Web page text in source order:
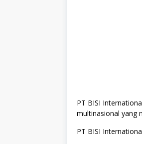
PT BISI
multinasional yang
PT BISI